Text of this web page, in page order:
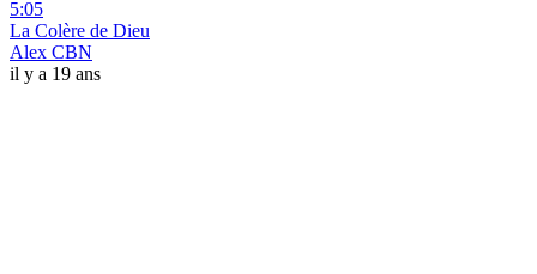
5:05
La Colère de Dieu
Alex CBN
il y a 19 ans